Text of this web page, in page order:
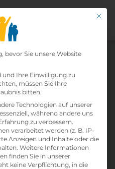
Österreich
und eine
Ausbildungsplätzen in
Nutze unsere Filter
passsende Lehrstelle
Mit
Datenschutz-
bevor Sie unsere Website
und Ihre Einwilligung zu
müssen Sie Ihre
bitten.
Technologien auf unserer
während andere uns
zu verbessern.
verarbeitet werden (z. B. IP-
Anzeigen und Inhalte oder die
Weitere Informationen
finden Sie in unserer
keine Verpflichtung, in die